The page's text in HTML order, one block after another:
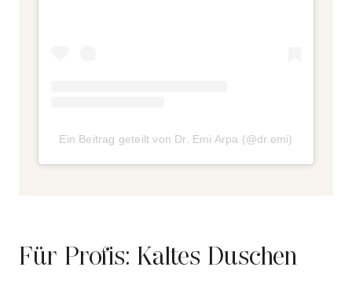
Ein Beitrag geteilt von Dr. Emi Arpa (@dr.emi)
Für Profis: Kaltes Duschen